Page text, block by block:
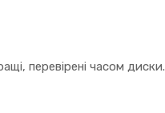
перевірені часом диски.